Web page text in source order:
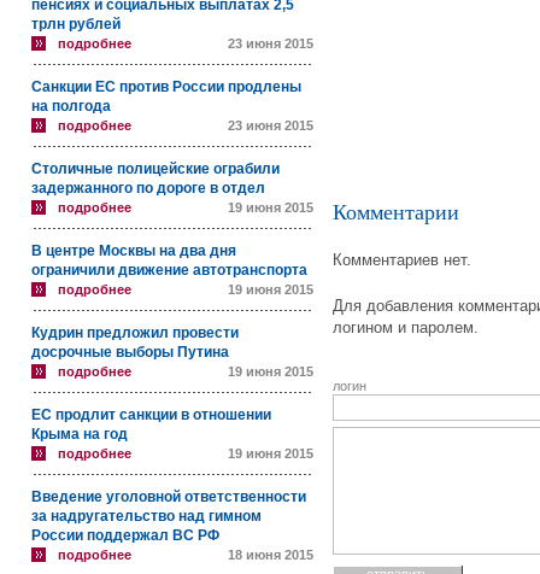
пенсиях и социальных выплатах 2,5
трлн рублей
подробнее 23 июня 2015
Санкции ЕС против России продлены
на полгода
подробнее 23 июня 2015
Столичные полицейские ограбили
задержанного по дороге в отдел
подробнее 19 июня 2015
В центре Москвы на два дня
ограничили движение автотранспорта
подробнее 19 июня 2015
Кудрин предложил провести
досрочные выборы Путина
подробнее 19 июня 2015
ЕС продлит санкции в отношении
Крыма на год
подробнее 19 июня 2015
Введение уголовной ответственности
за надругательство над гимном
России поддержал ВС РФ
подробнее 18 июня 2015
Комментарии
Комментариев нет.
Для добавления
логином и паролем.
логин